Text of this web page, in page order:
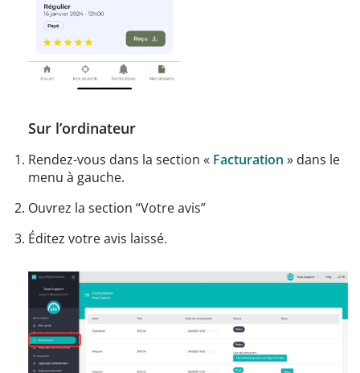
Sur l’ordinateur
Rendez-vous dans la section « Facturation » dans le
menu à gauche.
Ouvrez la section “Votre avis”
Éditez votre avis laissé.